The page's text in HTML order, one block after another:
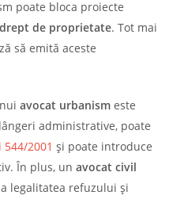
poate bloca proiecte
drept de proprietate. Tot mai
să emită aceste
avocat urbanism este
administrative, poate
544/2001 și poate introduce
În plus, un avocat civil
legalitatea refuzului și